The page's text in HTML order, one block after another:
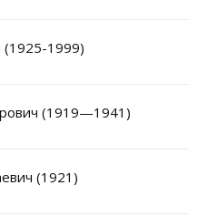
(1925-1999)
(1919—1941)
(1921)